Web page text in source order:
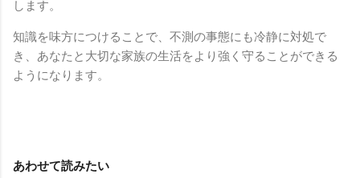
します。
知識を味方につけることで、不測の事態にも冷静に対処で
き、あなたと大切な家族の生活をより強く守ることができる
ようになります。
あわせて読みたい